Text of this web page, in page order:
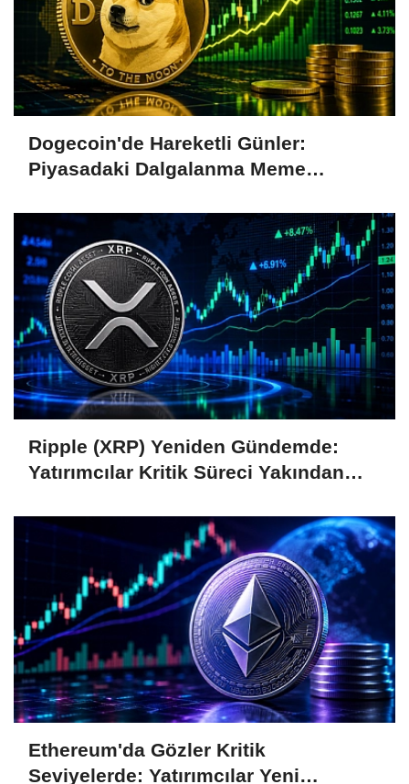
Dogecoin'de Hareketli Günler:
Piyasadaki Dalgalanma Meme
Ripple (XRP) Yeniden Gündemde:
Yatırımcılar Kritik Süreci Yakından
Ethereum'da Gözler Kritik
Seviyelerde: Yatırımcılar Yeni